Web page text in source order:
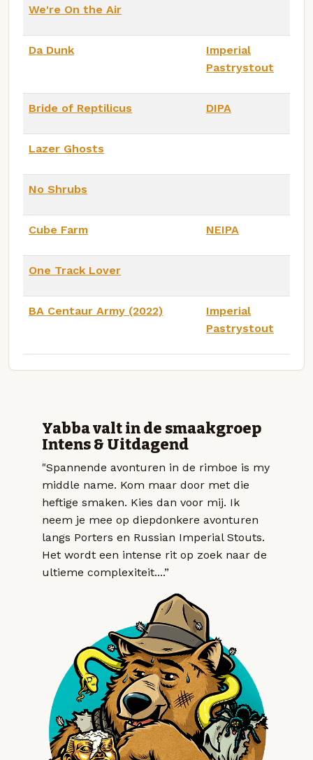
We're On the Air
Da Dunk
Imperial
Pastrystout
Bride of Reptilicus DIPA
Lazer Ghosts
No Shrubs
Cube Farm NEIPA
One Track Lover
BA Centaur Army (2022)
Imperial
Pastrystout
Yabba valt in de smaakgroep
Intens & Uitdagend
"Spannende avonturen in de rimboe is my
middle name. Kom maar door met die
heftige smaken. Kies dan voor mij. Ik
neem je mee op diepdonkere avonturen
langs Porters en Russian Imperial Stouts.
Het wordt een intense rit op zoek naar de
ultieme complexiteit....”